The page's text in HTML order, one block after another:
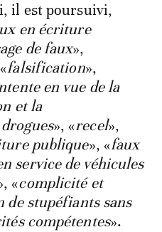
il est poursuivi,
en écriture
de faux»,
falsification»,
en vue de la
et la
», «recel»,
publique», «faux
service de véhicules
«complicité et
de stupéfiants sans
compétentes».